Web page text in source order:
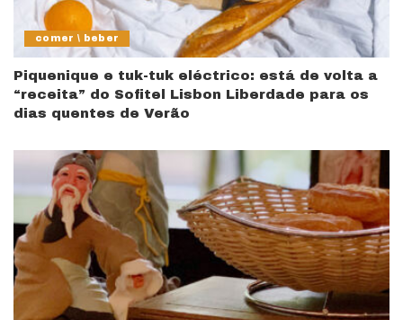
comer \ beber
Piquenique e tuk-tuk eléctrico: está de volta a
“receita” do Sofitel Lisbon Liberdade para os
dias quentes de Verão